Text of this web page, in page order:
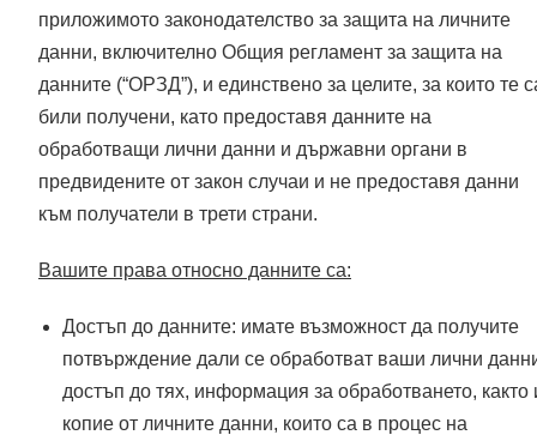
приложимото законодателство за защита на личните
данни, включително Общия регламент за защита на
данните (“ОРЗД”), и единствено за целите, за които те
били получени, като предоставя данните на
обработващи лични данни и държавни органи в
предвидените от закон случаи и не предоставя данни
към получатели в трети страни.
Вашите права относно данните са:
Достъп до данните: имате възможност да получите
потвърждение дали се обработват ваши лични
достъп до тях, информация за обработването, както
копие от личните данни, които са в процес на